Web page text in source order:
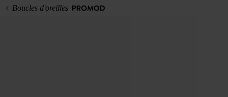
Boucles d'oreilles